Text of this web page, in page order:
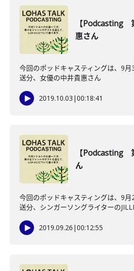
【Podcasting
惠さん
今回のポッドキャスティングは、9
送分、女優の中井貴惠さん
2019.10.03 |00:18:41
【Podcasting
ん
今回のポッドキャスティングは、9
送分、シンガーソングライターの
2019.09.26 |00:12:55